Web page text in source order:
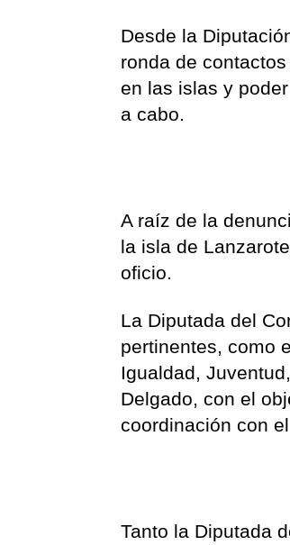
Desde la
ronda de
en las islas y
a cabo.
A raíz de la
la isla de
oficio.
La Diputada del
pertinentes, como
Igualdad,
Delgado, con el
coordinación con
Tanto la Diputada